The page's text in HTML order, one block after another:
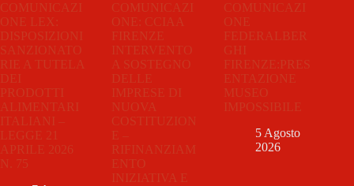
COMUNICAZI
ONE LEX:
DISPOSIZIONI
SANZIONATO
RIE A TUTELA
DEI
PRODOTTI
ALIMENTARI
ITALIANI –
LEGGE 21
APRILE 2026
N. 75
COMUNICAZI
ONE: CCIAA
FIRENZE
INTERVENTO
A SOSTEGNO
DELLE
IMPRESE DI
NUOVA
COSTITUZION
E –
RIFINANZIAM
ENTO
INIZIATIVA E
COMUNICAZI
ONE
FEDERALBER
GHI
FIRENZE:PRES
ENTAZIONE
MUSEO
IMPOSSIBILE
5 Agosto
2026